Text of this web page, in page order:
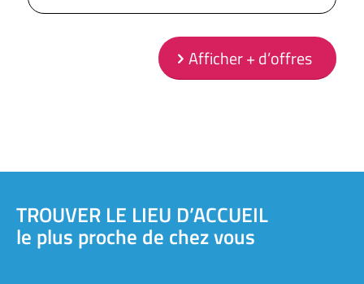
Afficher + d’offres
TROUVER LE LIEU D’ACCUEIL
le plus proche de chez vous